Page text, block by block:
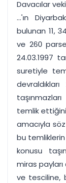
Davacılar
...'ın
bulunan 11,
ve 260
24.03.1997
suretiyle
temlik
amacıyla
bu
konusu
miras payları
ve tesciline,